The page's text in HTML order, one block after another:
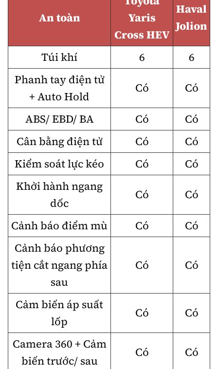
An toàn
Yaris
Cross HEV
Haval
Jolion
Túi khí 6
6
Phanh tay điện tử
+ Auto Hold
Có Có
ABS/ EBD/ BA Có
Có
Cân bằng điện tử
Có
Có
Kiểm soát lực kéo
Có
Có
Khởi hành ngang
dốc
Có Có
Cảnh báo điểm mù Có
Có
Cảnh báo phương
tiện cắt ngang phía
sau
Có Có
Cảm biến áp suất
lốp
Có Có
Camera 360 + Cảm
biến trước/ sau
Có Có